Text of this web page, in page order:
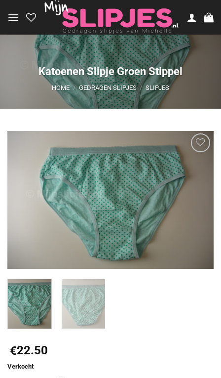
naar
Katoenen Slipje Groen Stippel
HOME / GEDRAGEN SLIPJES / SLIPJES
verlanglijst
toevoegen
€22.50
Verkocht